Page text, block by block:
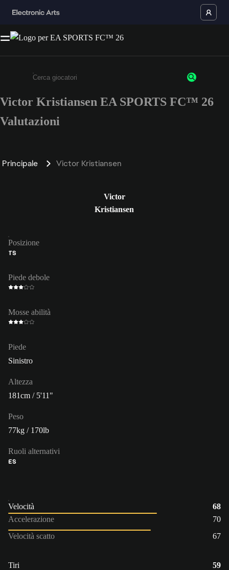
Inserisci un minimo di 3 caratteri o numeri.
Victor Kristiansen EA SPORTS FC™ 26
Valutazioni
Principale Victor Kristiansen
Victor
Kristiansen
Posizione
TS
Piede debole
Mosse abilità
Piede
Sinistro
Altezza
181cm / 5'11"
Peso
77kg / 170lb
Ruoli alternativi
ES
Velocità
68
Accelerazione
70
Velocità scatto
67
Tiri
59